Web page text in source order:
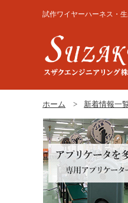
試作ワイヤーハーネス・
ホーム 新着情報一